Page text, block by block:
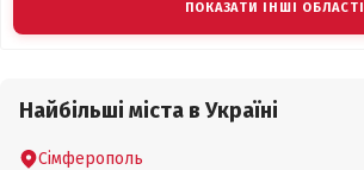
ПОКАЗАТИ ІНШІ ОБЛАСТІ
Найбільші міста в Україні
Сімферополь